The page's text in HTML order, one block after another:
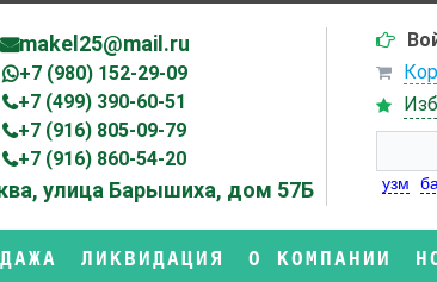
makel25@mail.ru
+7 (980) 152-29-09
+7 (499) 390-60-51
+7 (916) 805-09-79
+7 (916) 860-54-20
улица Барышиха, дом 57Б узм
ЛИКВИДАЦИЯ О КОМПАНИИ